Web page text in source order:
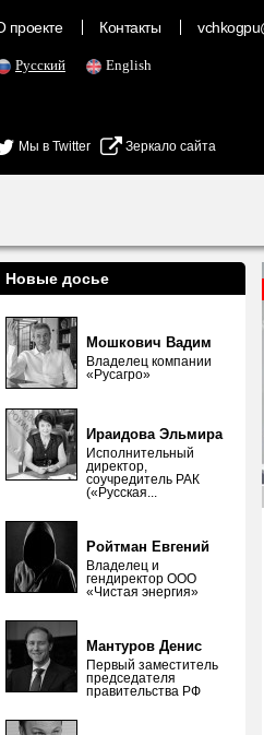
проекте Контакты
Русский English
Мы в Twitter Зеркало сайта
Новые досье
Мошкович Вадим
Владелец компании
«Русагро»
Ираидова Эльмира
Исполнительный
директор,
соучредитель РАК
(«Русская...
Ройтман Евгений
Владелец и
гендиректор ООО
«Чистая энергия»
Мантуров Денис
Первый заместитель
председателя
правительства РФ